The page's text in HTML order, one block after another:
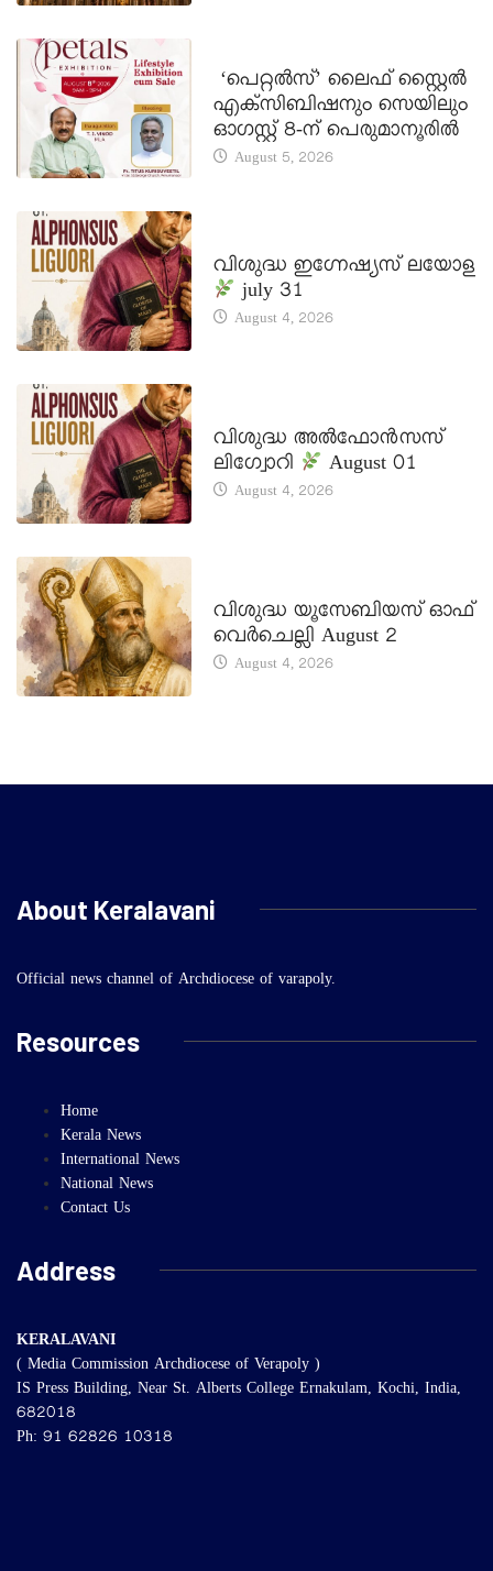
‘പെറ്റൽസ്’ ലൈഫ് സ്റ്റൈൽ
എക്സിബിഷനും സെയിലും
ഓഗസ്റ്റ് 8-ന് പെരുമാനൂരിൽ
August 5, 2026
വിശുദ്ധ ഇഗ്നേഷ്യസ് ലയോള
july 31
August 4, 2026
വിശുദ്ധ അൽഫോൻസസ്
ലിഗ്വോറി
August 01
August 4, 2026
വിശുദ്ധ യൂസേബിയസ് ഓഫ്
വെർചെല്ലി August 2
August 4, 2026
About Keralavani
Official news channel of Archdiocese of varapoly.
Resources
Home
Kerala News
International News
National News
Contact Us
Address
KERALAVANI
( Media Commission Archdiocese of Verapoly )
IS Press Building, Near St. Alberts College Ernakulam, Kochi, India,
682018
Ph: 91 62826 10318